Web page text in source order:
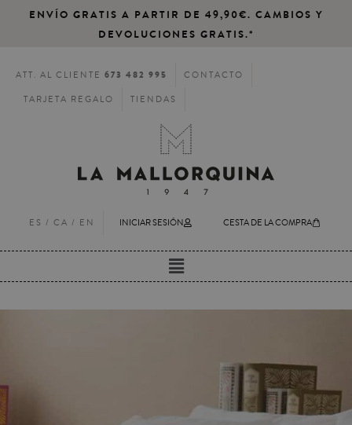
ENVÍO GRATIS A PARTIR DE 49,90€. CAMBIOS Y
DEVOLUCIONES GRATIS.*
ATT. AL CLIENTE 673 482 995 CONTACTO
TARJETA REGALO TIENDAS
ES / CA / EN INICIAR SESIÓN CESTA DE LA COMPRA